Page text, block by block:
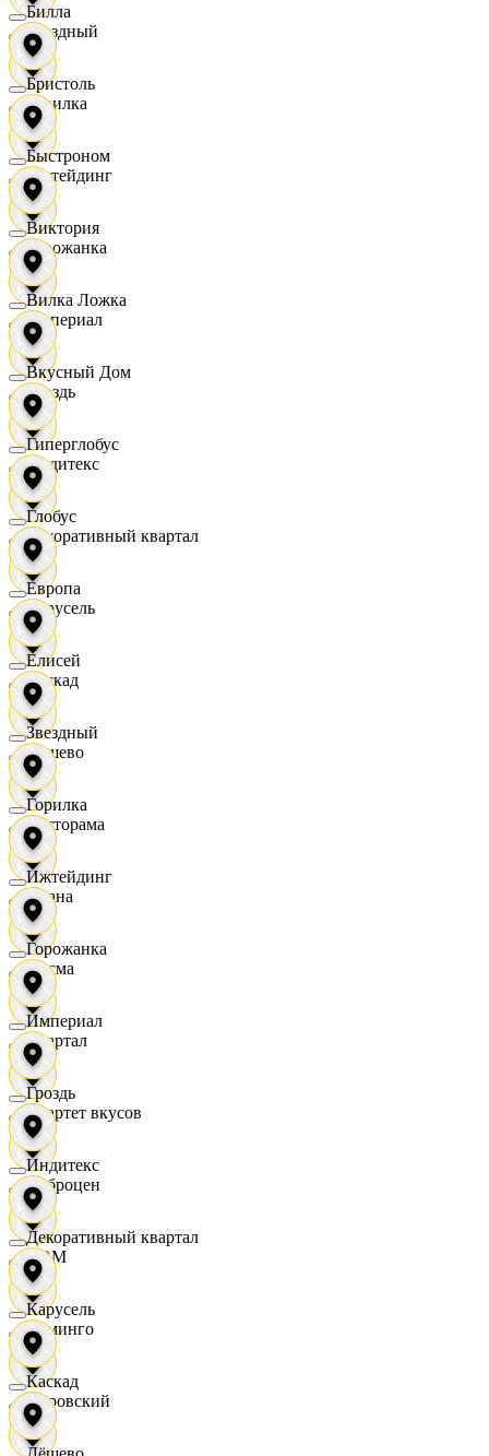
Звездный
Горилка
Ижтейдинг
Горожанка
Империал
Гроздь
Индитекс
Декоративный квартал
Карусель
Каскад
Дёшево
Касторама
Диана
Дисма
Квартал
Квартет вкусов
Доброцен
ДОМ
Доминго
Кировский
Билла
Бристоль
Быстроном
Виктория
Вилка Ложка
Вкусный Дом
Гиперглобус
Глобус
Европа
Елисей
Звездный
Горилка
Ижтейдинг
Горожанка
Империал
Гроздь
Индитекс
Декоративный квартал
Карусель
Каскад